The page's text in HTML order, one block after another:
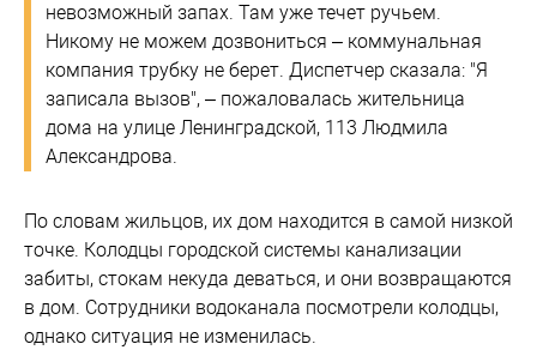
невозможный запах. Там уже течет ручьем.
Никому не можем дозвониться – коммунальная
компания трубку не берет. Диспетчер сказала: "Я
записала вызов", – пожаловалась жительница
дома на улице Ленинградской, 113 Людмила
Александрова.
По словам жильцов, их дом находится в самой низкой
точке. Колодцы городской системы канализации
забиты, стокам некуда деваться, и они возвращаются
в дом. Сотрудники водоканала посмотрели колодцы,
однако ситуация не изменилась.